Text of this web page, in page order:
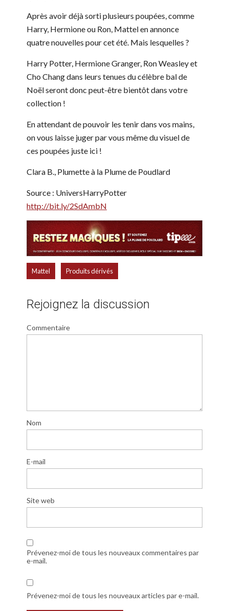
Après avoir déjà sorti plusieurs poupées, comme
Harry, Hermione ou Ron, Mattel en annonce
quatre nouvelles pour cet été. Mais lesquelles ?
Harry Potter, Hermione Granger, Ron Weasley et
Cho Chang dans leurs tenues du célèbre bal de
Noël seront donc peut-être bientôt dans votre
collection !
En attendant de pouvoir les tenir dans vos mains,
on vous laisse juger par vous même du visuel de
ces poupées juste ici !
Clara B., Plumette à la Plume de Poudlard
Source : UniversHarryPotter
http://bit.ly/2SdAmbN
Mattel Produits dérivés
Rejoignez la discussion
Commentaire
Nom
E-mail
Site web
Prévenez-moi de tous les nouveaux commentaires par
e-mail.
Prévenez-moi de tous les nouveaux articles par e-mail.